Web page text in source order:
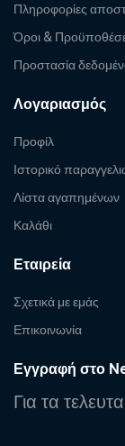
Πληροφορίες
Όροι &
Προστασία
Λογαριασμός
Προφίλ
Ιστορικό
Λίστα αγαπημένων
Καλάθι
Εταιρεία
Σχετικά με εμάς
Επικοινωνία
Εγγραφή στο
Για τα